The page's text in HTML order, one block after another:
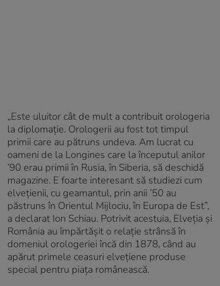
„Este uluitor cât de mult a contribuit orologeria
la diplomație. Orologerii au fost tot timpul
primii care au pătruns undeva. Am lucrat cu
oameni de la Longines care la începutul anilor
’90 erau primii în Rusia, în Siberia, să deschidă
magazine. E foarte interesant să studiezi cum
elvețienii, cu geamantul, prin anii ’50 au
păstruns în Orientul Mijlociu, în Europa de Est”,
a declarat Ion Schiau. Potrivit acestuia, Elveția și
România au împărtășit o relație strânsă în
domeniul orologeriei încă din 1878, când au
apărut primele ceasuri elvețiene produse
special pentru piața românească.